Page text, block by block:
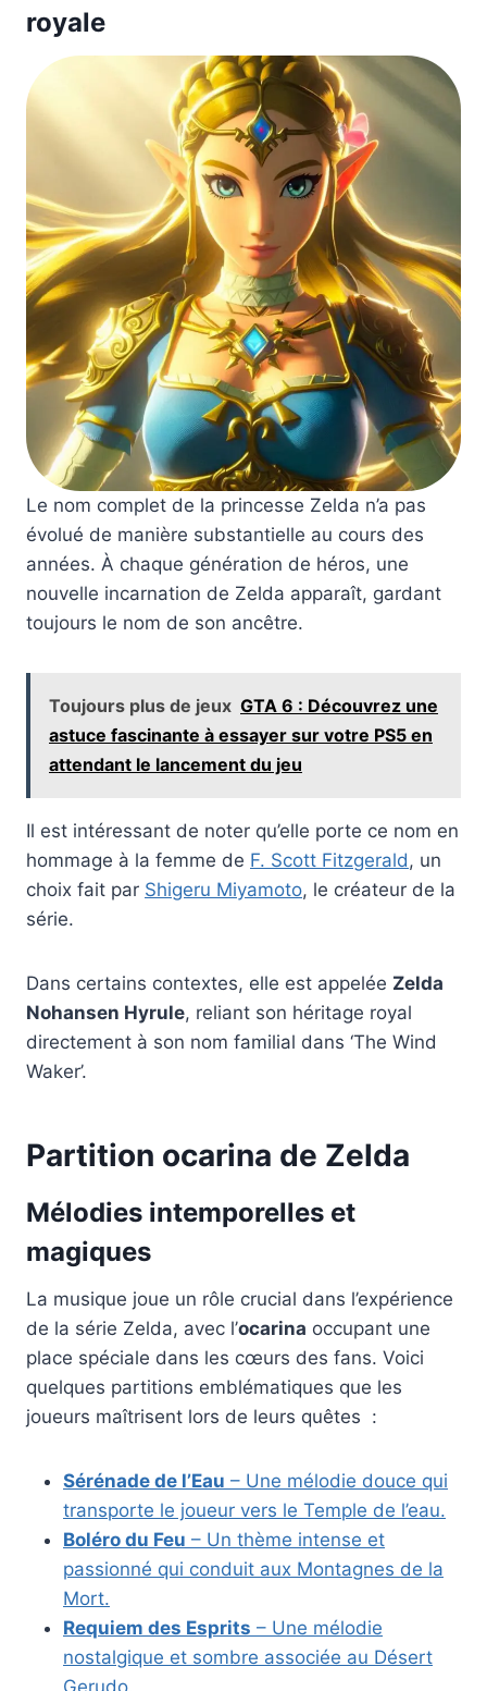
royale
Le nom complet de la princesse Zelda n’a pas
évolué de manière substantielle au cours des
années. À chaque génération de héros, une
nouvelle incarnation de Zelda apparaît, gardant
toujours le nom de son ancêtre.
Toujours plus de jeux GTA 6 : Découvrez une
astuce fascinante à essayer sur votre PS5 en
attendant le lancement du jeu
Il est intéressant de noter qu’elle porte ce nom en
hommage à la femme de F. Scott Fitzgerald , un
choix fait par Shigeru Miyamoto, le créateur de la
série.
Dans certains contextes, elle est appelée Zelda
Nohansen Hyrule, reliant son héritage royal
directement à son nom familial dans ‘The Wind
Waker’.
Partition ocarina de Zelda
Mélodies intemporelles et
magiques
La musique joue un rôle crucial dans l’expérience
de la série Zelda, avec l’ocarina occupant une
place spéciale dans les cœurs des fans. Voici
quelques partitions emblématiques que les
joueurs maîtrisent lors de leurs quêtes :
Sérénade de l’Eau – Une mélodie douce qui
transporte le joueur vers le Temple de l’eau.
Boléro du Feu – Un thème intense et
passionné qui conduit aux Montagnes de la
Mort.
Requiem des Esprits – Une mélodie
nostalgique et sombre associée au Désert
Gerudo.